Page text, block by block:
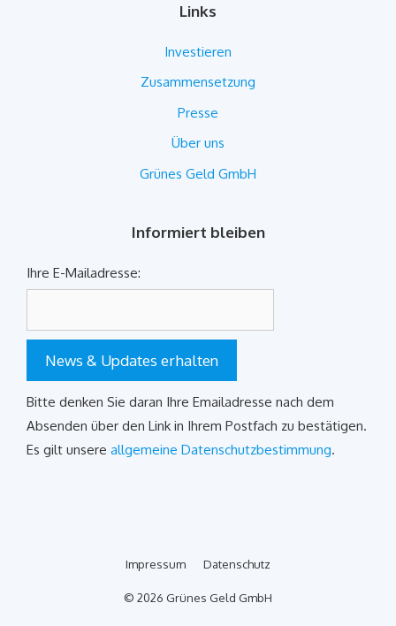
Links
Investieren
Zusammensetzung
Presse
Über uns
Grünes Geld GmbH
Informiert bleiben
Ihre E-Mailadresse:
News & Updates erhalten
Bitte denken Sie daran Ihre Emailadresse nach dem
Absenden über den Link in Ihrem Postfach zu bestätigen.
Es gilt unsere allgemeine Datenschutzbestimmung.
Impressum Datenschutz
© 2026 Grünes Geld GmbH